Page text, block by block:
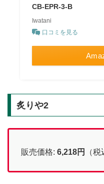
CB-EPR-3-B
Iwatani
口コミを見る
炙りや2
販売価格: 6,218円 （